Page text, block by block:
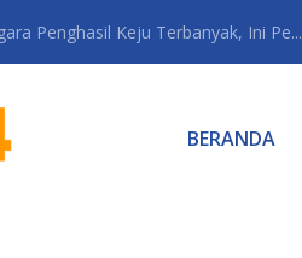
Penghasil Keju Terbanyak, Ini Pe...
BERANDA